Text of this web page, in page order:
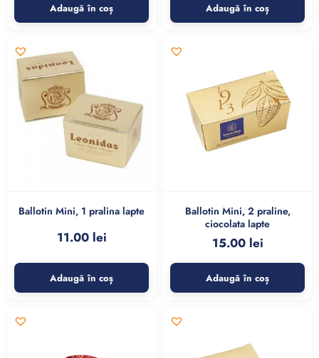
Adaugă în coș Adaugă în coș
Ballotin Mini, 1 pralina lapte
11.00 lei
Adaugă în coș
Ballotin Mini, 2 praline,
ciocolata lapte
15.00 lei
Adaugă în coș